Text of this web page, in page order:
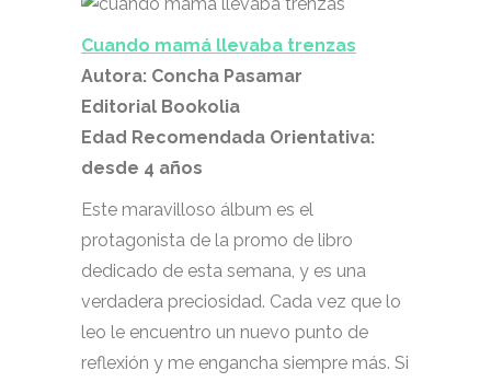
Cuando mamá llevaba trenzas
Autora: Concha Pasamar
Editorial Bookolia
Edad Recomendada Orientativa:
desde 4 años
Este maravilloso álbum es el
protagonista de la promo de libro
dedicado de esta semana, y es una
verdadera preciosidad. Cada vez que lo
leo le encuentro un nuevo punto de
reflexión y me engancha siempre más. Si